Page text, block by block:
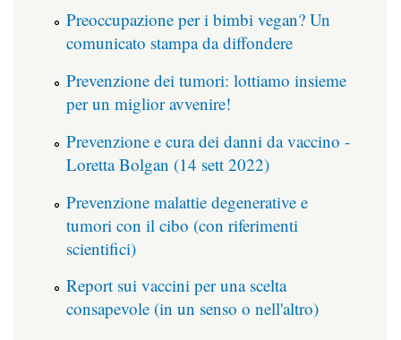
Preoccupazione per i bimbi vegan? Un
comunicato stampa da diffondere
Prevenzione dei tumori: lottiamo insieme
per un miglior avvenire!
Prevenzione e cura dei danni da vaccino -
Loretta Bolgan (14 sett 2022)
Prevenzione malattie degenerative e
tumori con il cibo (con riferimenti
scientifici)
Report sui vaccini per una scelta
consapevole (in un senso o nell'altro)